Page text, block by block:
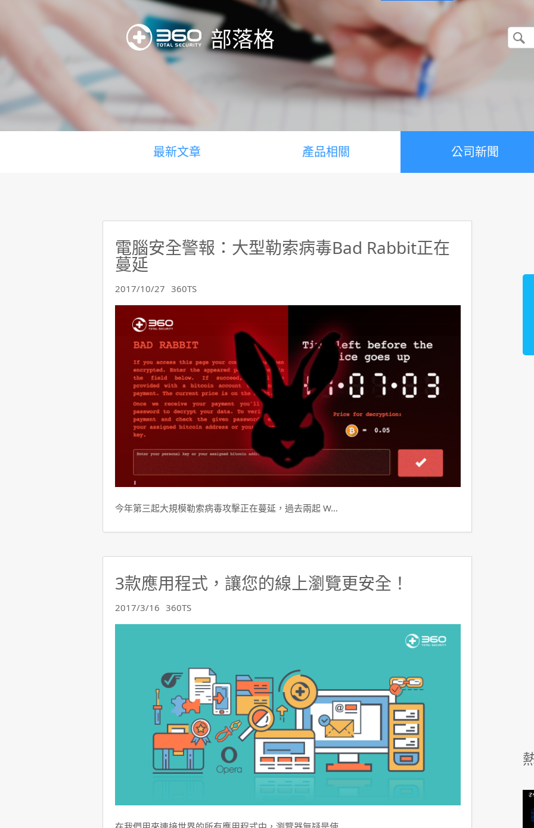
部落格
最新文章 產品相關 公司新聞
電腦安全警報：大型勒索病毒Bad Rabbit正在
蔓延
2017/10/27 360TS
今年第三起大規模勒索病毒攻擊正在蔓延，過去兩起 W…
3款應用程式，讓您的線上瀏覽更安全！
2017/3/16 360TS